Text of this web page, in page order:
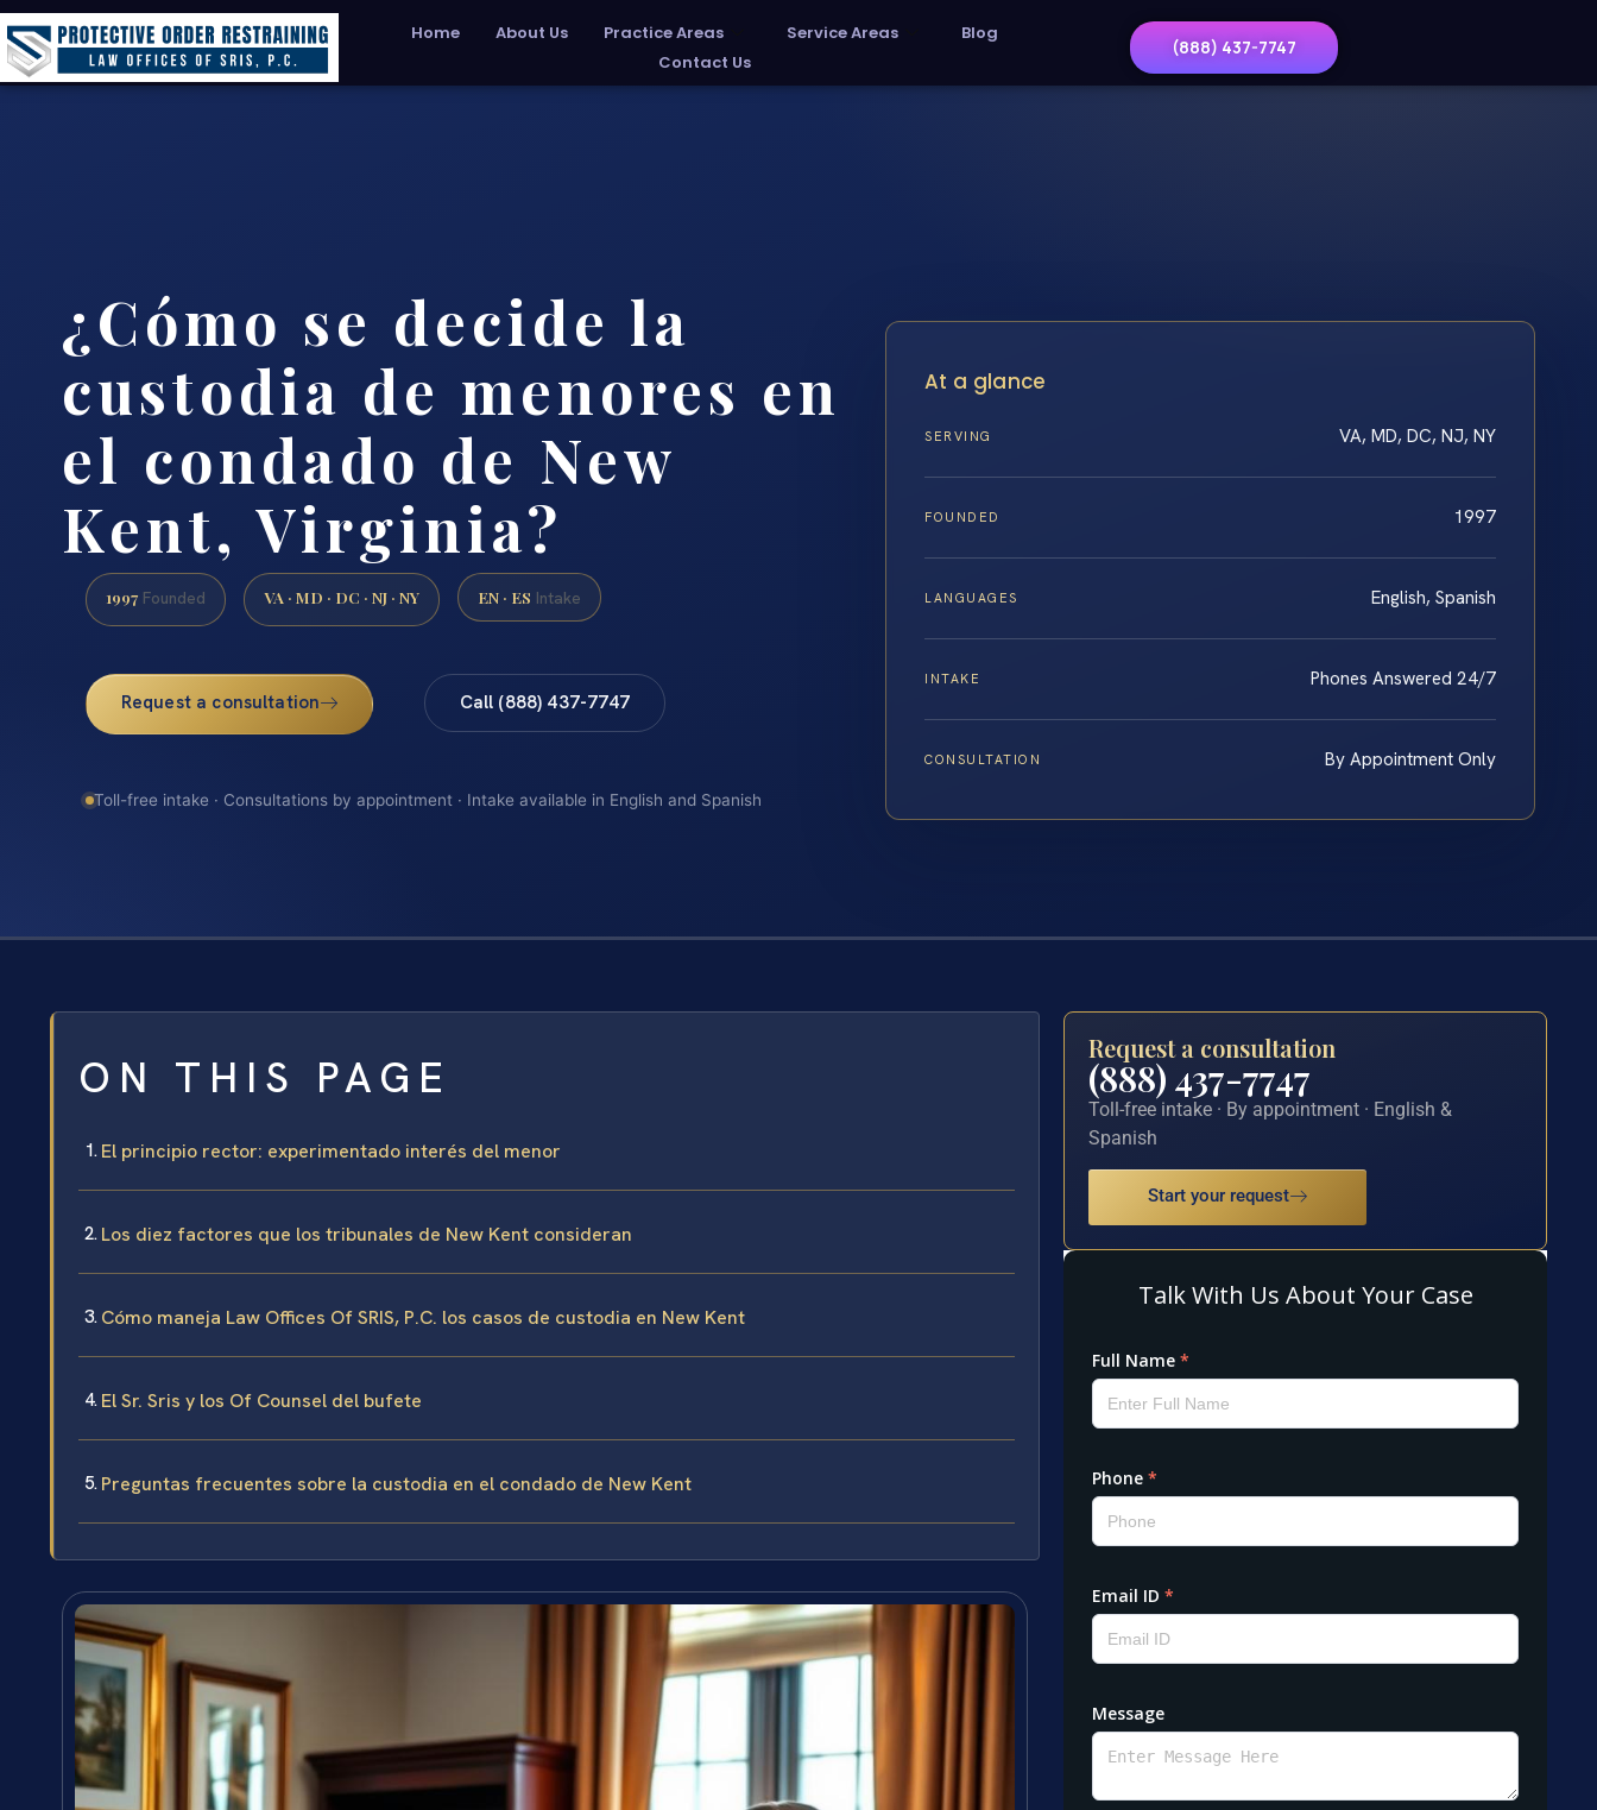
Home About Us Practice Areas Service Areas
Blog
Contact Us
(888) 437-7747
¿Cómo se decide la
custodia de menores en
el condado de New
Kent, Virginia?
1997 Founded VA · MD · DC · NJ · NY EN · ES Intake
Request a consultation Call (888) 437-7747
Toll-free intake · Consultations by appointment · Intake available in English and Spanish
At a glance
SERVING VA, MD, DC, NJ, NY
FOUNDED 1997
LANGUAGES English, Spanish
INTAKE Phones Answered 24/7
CONSULTATION By Appointment Only
ON THIS PAGE
El principio rector: experimentado interés del menor
Los diez factores que los tribunales de New Kent consideran
Cómo maneja Law Offices Of SRIS, P.C. los casos de custodia en New Kent
El Sr. Sris y los Of Counsel del bufete
Preguntas frecuentes sobre la custodia en el condado de New Kent
Request a consultation
(888) 437-7747
Toll-free intake · By appointment · English &
Spanish
Start your request